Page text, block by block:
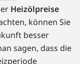
Heizölpreise
können Sie
besser
sagen, dass die